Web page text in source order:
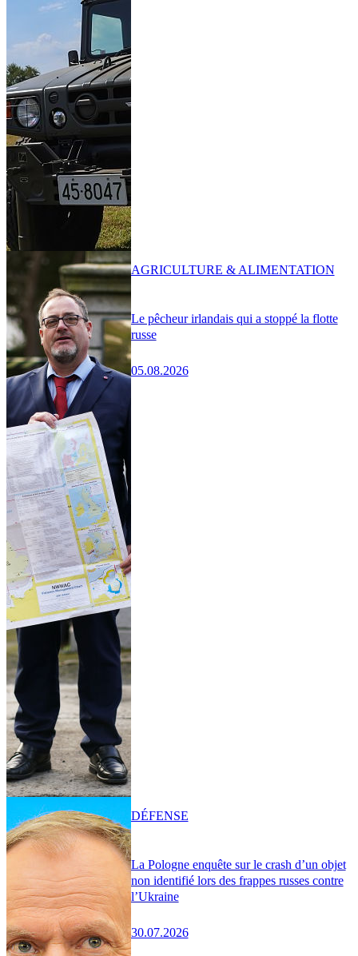
Le pêcheur irlandais qui a stoppé la flotte
russe
05.08.2026
AGRICULTURE & ALIMENTATION
La Pologne enquête sur le crash d’un objet
non identifié lors des frappes russes contre
l’Ukraine
30.07.2026
DÉFENSE